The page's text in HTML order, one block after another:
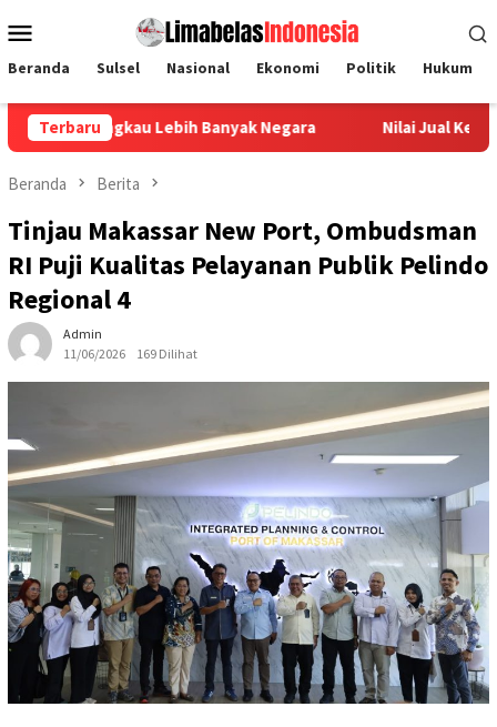
ke
Mobile
Beranda Sulsel Nasional Ekonomi Politik Hukum
Terbaru
Lebih Banyak Negara Nilai Jual Kembali Stabil Jadi
Beranda Berita
Tinjau Makassar New Port, Ombudsman
RI Puji Kualitas Pelayanan Publik Pelindo
Regional 4
Admin
11/06/2026
169 Dilihat